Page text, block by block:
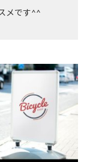
メです^^